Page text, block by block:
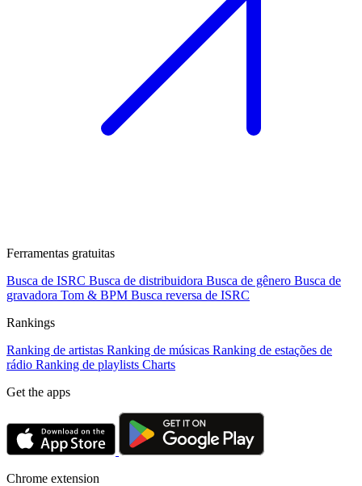
Ferramentas gratuitas
Busca de ISRC Busca de distribuidora Busca de gênero Busca de
gravadora Tom & BPM Busca reversa de ISRC
Rankings
Ranking de artistas Ranking de músicas Ranking de estações de
rádio Ranking de playlists Charts
Get the apps
Chrome extension